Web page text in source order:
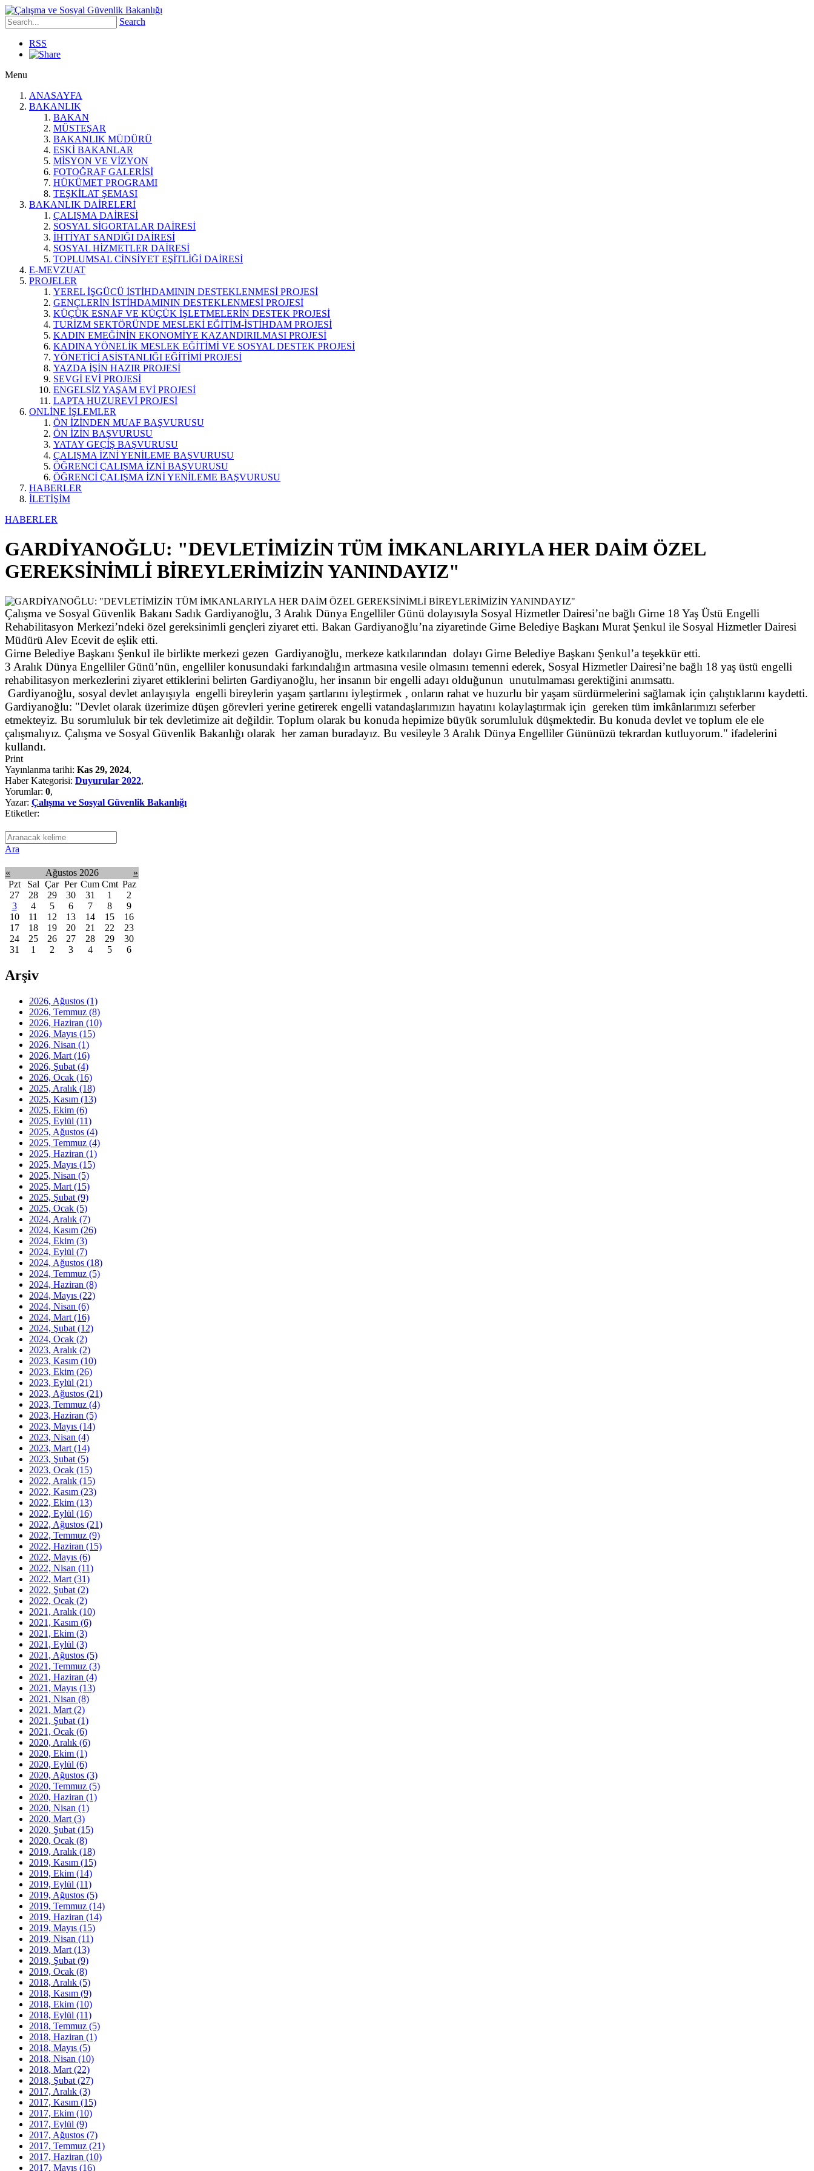
Search
RSS
Menu
ANASAYFA
BAKANLIK
BAKAN
MÜSTEŞAR
BAKANLIK MÜDÜRÜ
ESKİ BAKANLAR
MİSYON VE VİZYON
FOTOĞRAF GALERİSİ
HÜKÜMET PROGRAMI
TEŞKİLAT ŞEMASI
BAKANLIK DAİRELERİ
ÇALIŞMA DAİRESİ
SOSYAL SİGORTALAR DAİRESİ
İHTİYAT SANDIĞI DAİRESİ
SOSYAL HİZMETLER DAİRESİ
TOPLUMSAL CİNSİYET EŞİTLİĞİ DAİRESİ
E-MEVZUAT
PROJELER
YEREL İŞGÜCÜ İSTİHDAMININ DESTEKLENMESİ PROJESİ
GENÇLERİN İSTİHDAMININ DESTEKLENMESİ PROJESİ
KÜÇÜK ESNAF VE KÜÇÜK İŞLETMELERİN DESTEK PROJESİ
TURİZM SEKTÖRÜNDE MESLEKİ EĞİTİM-İSTİHDAM PROJESİ
KADIN EMEĞİNİN EKONOMİYE KAZANDIRILMASI PROJESİ
KADINA YÖNELİK MESLEK EĞİTİMİ VE SOSYAL DESTEK PROJESİ
YÖNETİCİ ASİSTANLIĞI EĞİTİMİ PROJESİ
YAZDA İŞİN HAZIR PROJESİ
SEVGİ EVİ PROJESİ
ENGELSİZ YAŞAM EVİ PROJESİ
LAPTA HUZUREVİ PROJESİ
ONLİNE İŞLEMLER
ÖN İZİNDEN MUAF BAŞVURUSU
ÖN İZİN BAŞVURUSU
YATAY GEÇİŞ BAŞVURUSU
ÇALIŞMA İZNİ YENİLEME BAŞVURUSU
ÖĞRENCİ ÇALIŞMA İZNİ BAŞVURUSU
ÖĞRENCİ ÇALIŞMA İZNİ YENİLEME BAŞVURUSU
HABERLER
İLETİŞİM
HABERLER
GARDİYANOĞLU: "DEVLETİMİZİN TÜM İMKANLARIYLA HER DAİM ÖZEL
GEREKSİNİMLİ BİREYLERİMİZİN YANINDAYIZ"
Çalışma ve Sosyal Güvenlik Bakanı Sadık Gardiyanoğlu, 3 Aralık Dünya Engelliler Günü dolayısıyla Sosyal Hizmetler Dairesi’ne bağlı Girne 18 Yaş Üstü Engelli
Rehabilitasyon Merkezi’ndeki özel gereksinimli gençleri ziyaret etti. Bakan Gardiyanoğlu’na ziyaretinde Girne Belediye Başkanı Murat Şenkul ile Sosyal Hizmetler Dairesi
Müdürü Alev Ecevit de eşlik etti.
Girne Belediye Başkanı Şenkul ile birlikte merkezi gezen Gardiyanoğlu, merkeze katkılarından dolayı Girne Belediye Başkanı Şenkul’a teşekkür etti.
3 Aralık Dünya Engelliler Günü’nün, engelliler konusundaki farkındalığın artmasına vesile olmasını temenni ederek, Sosyal Hizmetler Dairesi’ne bağlı 18 yaş üstü engelli
rehabilitasyon merkezlerini ziyaret ettiklerini belirten Gardiyanoğlu, her insanın bir engelli adayı olduğunun unutulmaması gerektiğini anımsattı.
Gardiyanoğlu, sosyal devlet anlayışıyla engelli bireylerin yaşam şartlarını iyleştirmek , onların rahat ve huzurlu bir yaşam sürdürmelerini sağlamak için çalıştıklarını kaydetti.
Gardiyanoğlu: "Devlet olarak üzerimize düşen görevleri yerine getirerek engelli vatandaşlarımızın hayatını kolaylaştırmak için gereken tüm imkânlarımızı seferber
etmekteyiz. Bu sorumluluk bir tek devletimize ait değildir. Toplum olarak bu konuda hepimize büyük sorumluluk düşmektedir. Bu konuda devlet ve toplum ele ele
çalışmalıyız. Çalışma ve Sosyal Güvenlik Bakanlığı olarak her zaman buradayız. Bu vesileyle 3 Aralık Dünya Engelliler Gününüzü tekrardan kutluyorum." ifadelerini
kullandı.
Print
Yayınlanma tarihi: Kas 29, 2024,
Haber Kategorisi: Duyurular 2022,
Yorumlar: 0,
Yazar: Çalışma ve Sosyal Güvenlik Bakanlığı
Etiketler:
Ara
« Ağustos 2026
»
Pzt
Sal Çar Per Cum Cmt Paz
27
28 29 30 31 1
2
3
4 5 6 7 8
9
10
11 12 13 14 15
16
17
18 19 20 21 22
23
24
25 26 27 28 29
30
31
1 2 3 4 5 6
Arşiv
2026, Ağustos (1)
2026, Temmuz (8)
2026, Haziran (10)
2026, Mayıs (15)
2026, Nisan (1)
2026, Mart (16)
2026, Şubat (4)
2026, Ocak (16)
2025, Aralık (18)
2025, Kasım (13)
2025, Ekim (6)
2025, Eylül (11)
2025, Ağustos (4)
2025, Temmuz (4)
2025, Haziran (1)
2025, Mayıs (15)
2025, Nisan (5)
2025, Mart (15)
2025, Şubat (9)
2025, Ocak (5)
2024, Aralık (7)
2024, Kasım (26)
2024, Ekim (3)
2024, Eylül (7)
2024, Ağustos (18)
2024, Temmuz (5)
2024, Haziran (8)
2024, Mayıs (22)
2024, Nisan (6)
2024, Mart (16)
2024, Şubat (12)
2024, Ocak (2)
2023, Aralık (2)
2023, Kasım (10)
2023, Ekim (26)
2023, Eylül (21)
2023, Ağustos (21)
2023, Temmuz (4)
2023, Haziran (5)
2023, Mayıs (14)
2023, Nisan (4)
2023, Mart (14)
2023, Şubat (5)
2023, Ocak (15)
2022, Aralık (15)
2022, Kasım (23)
2022, Ekim (13)
2022, Eylül (16)
2022, Ağustos (21)
2022, Temmuz (9)
2022, Haziran (15)
2022, Mayıs (6)
2022, Nisan (11)
2022, Mart (31)
2022, Şubat (2)
2022, Ocak (2)
2021, Aralık (10)
2021, Kasım (6)
2021, Ekim (3)
2021, Eylül (3)
2021, Ağustos (5)
2021, Temmuz (3)
2021, Haziran (4)
2021, Mayıs (13)
2021, Nisan (8)
2021, Mart (2)
2021, Şubat (1)
2021, Ocak (6)
2020, Aralık (6)
2020, Ekim (1)
2020, Eylül (6)
2020, Ağustos (3)
2020, Temmuz (5)
2020, Haziran (1)
2020, Nisan (1)
2020, Mart (3)
2020, Şubat (15)
2020, Ocak (8)
2019, Aralık (18)
2019, Kasım (15)
2019, Ekim (14)
2019, Eylül (11)
2019, Ağustos (5)
2019, Temmuz (14)
2019, Haziran (14)
2019, Mayıs (15)
2019, Nisan (11)
2019, Mart (13)
2019, Şubat (9)
2019, Ocak (8)
2018, Aralık (5)
2018, Kasım (9)
2018, Ekim (10)
2018, Eylül (11)
2018, Temmuz (5)
2018, Haziran (1)
2018, Mayıs (5)
2018, Nisan (10)
2018, Mart (22)
2018, Şubat (27)
2017, Aralık (3)
2017, Kasım (15)
2017, Ekim (10)
2017, Eylül (9)
2017, Ağustos (7)
2017, Temmuz (21)
2017, Haziran (10)
2017, Mayıs (16)